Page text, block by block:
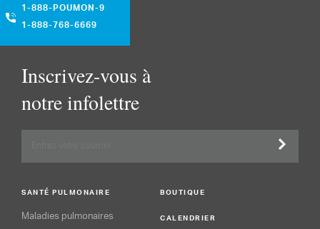
1-888-POUMON-9
1-888-768-6669
Inscrivez-vous à
notre infolettre
SANTÉ PULMONAIRE
Maladies pulmonaires
BOUTIQUE
CALENDRIER